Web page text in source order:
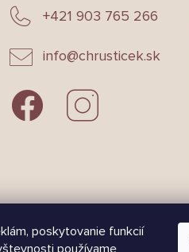
poskytovanie funkcií
používame
info@chrusticek.sk
+421 903 765 266